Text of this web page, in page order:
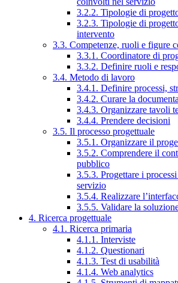
3.2.2. Tipologie di
3.2.3. Tipologie di
intervento
3.3. Competenze, ruoli e figure
3.3.1. Coordinatore di
3.3.2. Definire ruoli e
3.4. Metodo di lavoro
3.4.1. Definire processi,
3.4.2. Curare la
3.4.3. Organizzare tavoli
3.4.4. Prendere decisioni
3.5. Il processo progettuale
3.5.1. Organizzare il
3.5.2. Comprendere il
pubblico
3.5.3. Progettare i
servizio
3.5.4. Realizzare
3.5.5. Validare la
4. Ricerca progettuale
4.1. Ricerca primaria
4.1.1. Interviste
4.1.2. Questionari
4.1.3. Test di usabilità
4.1.4. Web analytics